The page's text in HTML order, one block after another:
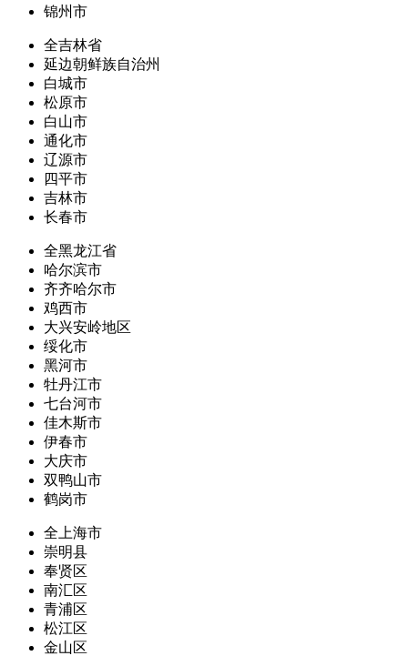
锦州市
全吉林省
延边朝鲜族自治州
白城市
松原市
白山市
通化市
辽源市
四平市
吉林市
长春市
全黑龙江省
哈尔滨市
齐齐哈尔市
鸡西市
大兴安岭地区
绥化市
黑河市
牡丹江市
七台河市
佳木斯市
伊春市
大庆市
双鸭山市
鹤岗市
全上海市
崇明县
奉贤区
南汇区
青浦区
松江区
金山区